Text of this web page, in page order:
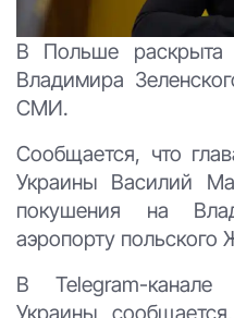
В Польше раскрыта
Владимира
СМИ.
Сообщается, что
Украины Василий
покушения на
аэропорту польского
В Telegram-канале
Украины